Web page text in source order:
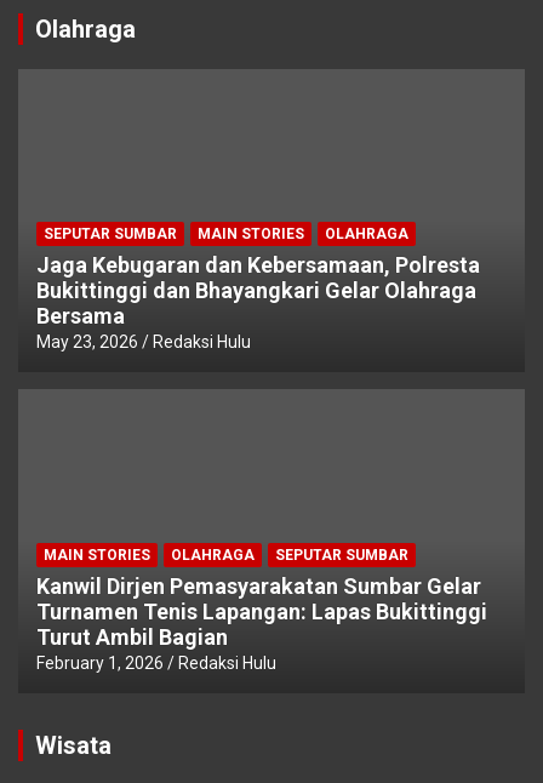
Olahraga
SEPUTAR SUMBAR MAIN STORIES OLAHRAGA
Jaga Kebugaran dan Kebersamaan, Polresta
Bukittinggi dan Bhayangkari Gelar Olahraga
Bersama
May 23, 2026 Redaksi Hulu
MAIN STORIES OLAHRAGA SEPUTAR SUMBAR
Kanwil Dirjen Pemasyarakatan Sumbar Gelar
Turnamen Tenis Lapangan: Lapas Bukittinggi
Turut Ambil Bagian
February 1, 2026 Redaksi Hulu
Wisata